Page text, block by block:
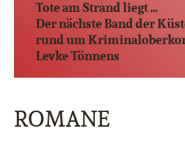
Tote am Strand liegt …
Der nächste Band der
rund um
Levke Tönnens
ROMANE